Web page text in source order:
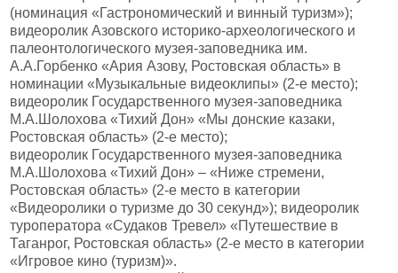
(номинация «Гастрономический и винный туризм»);
видеоролик Азовского историко-археологического и
палеонтологического музея-заповедника им.
А.А.Горбенко «Ария Азову, Ростовская область» в
номинации «Музыкальные видеоклипы» (2-е место);
видеоролик Государственного музея-заповедника
М.А.Шолохова «Тихий Дон» «Мы донские казаки,
Ростовская область» (2-е место);
видеоролик Государственного музея-заповедника
М.А.Шолохова «Тихий Дон» – «Ниже стремени,
Ростовская область» (2-е место в категории
«Видеоролики о туризме до 30 секунд»); видеоролик
туроператора «Судаков Тревел» «Путешествие в
Таганрог, Ростовская область» (2-е место в категории
«Игровое кино (туризм)».